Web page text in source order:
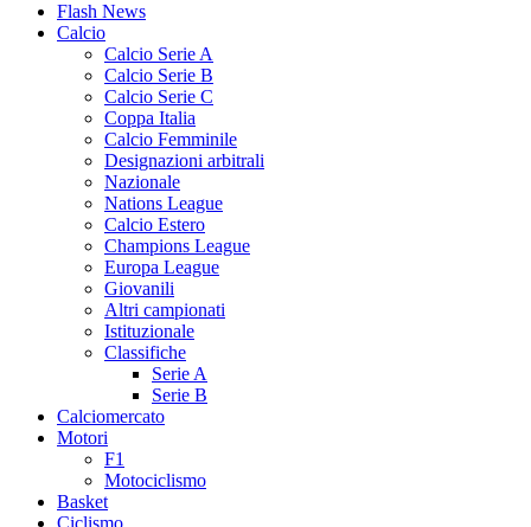
Flash News
Calcio
Calcio Serie A
Calcio Serie B
Calcio Serie C
Coppa Italia
Calcio Femminile
Designazioni arbitrali
Nazionale
Nations League
Calcio Estero
Champions League
Europa League
Giovanili
Altri campionati
Istituzionale
Classifiche
Serie A
Serie B
Calciomercato
Motori
F1
Motociclismo
Basket
Ciclismo